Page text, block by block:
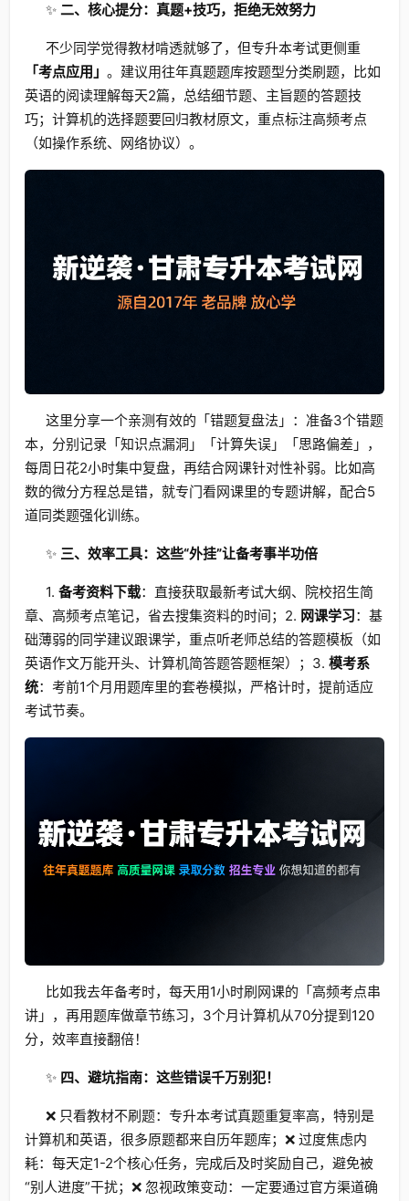
✨ 二、核心提分：真题+技巧，拒绝无效努力
不少同学觉得教材啃透就够了，但专升本考试更侧重
「考点应用」 。建议用往年真题题库按题型分类刷题，比如
英语的阅读理解每天2篇，总结细节题、主旨题的答题技
巧；计算机的选择题要回归教材原文，重点标注高频考点
（如操作系统、网络协议）。
这里分享一个亲测有效的「错题复盘法」：准备3个错题
本，分别记录「知识点漏洞」「计算失误」「思路偏差」，
每周日花2小时集中复盘，再结合网课针对性补弱。比如高
数的微分方程总是错，就专门看网课里的专题讲解，配合5
道同类题强化训练。
✨ 三、效率工具：这些“外挂”让备考事半功倍
1. 备考资料下载：直接获取最新考试大纲、院校招生简
章、高频考点笔记，省去搜集资料的时间；2. 网课学习：基
础薄弱的同学建议跟课学，重点听老师总结的答题模板（如
英语作文万能开头、计算机简答题答题框架）；3. 模考系
统：考前1个月用题库里的套卷模拟，严格计时，提前适应
考试节奏。
比如我去年备考时，每天用1小时刷网课的「高频考点串
讲」，再用题库做章节练习，3个月计算机从70分提到120
分，效率直接翻倍！
✨ 四、避坑指南：这些错误千万别犯！
❌ 只看教材不刷题：专升本考试真题重复率高，特别是
计算机和英语，很多原题都来自历年题库；❌ 过度焦虑内
耗：每天定1-2个核心任务，完成后及时奖励自己，避免被
“别人进度”干扰；❌ 忽视政策变动：一定要通过官方渠道确